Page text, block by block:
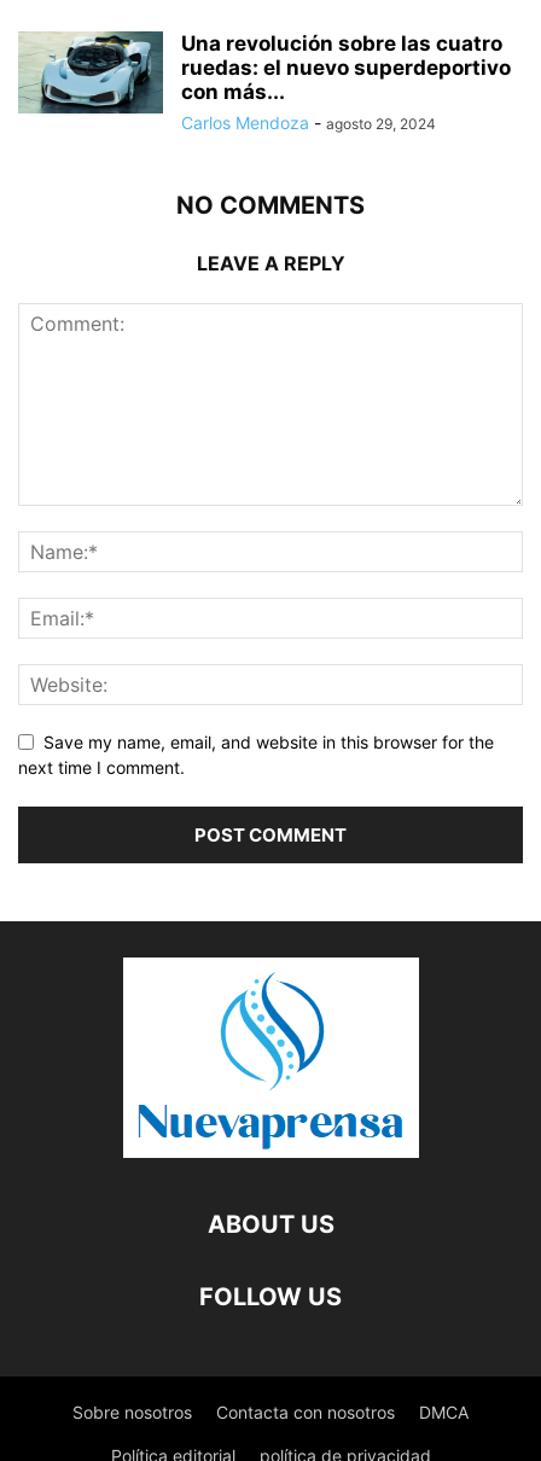
Una revolución sobre las cuatro
ruedas: el nuevo superdeportivo
con más...
Carlos Mendoza - agosto 29, 2024
NO COMMENTS
LEAVE A REPLY
Save my name, email, and website in this browser for the
next time I comment.
ABOUT US
FOLLOW US
Sobre nosotros Contacta con nosotros DMCA
Política editorial política de privacidad